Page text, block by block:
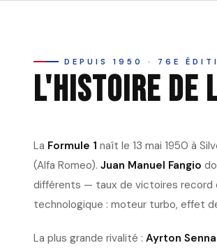
DEPUIS 1950 · 76E
L'HISTOIRE DE
La Formule 1 naît le 13 mai 1950 à
(Alfa Romeo). Juan Manuel Fangio
différents — taux de victoires record
technologique : moteur turbo, effet
La plus grande rivalité : Ayrton